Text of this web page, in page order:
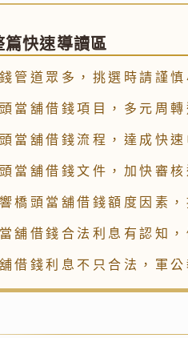
快速導讀區
管道眾多，挑選時請謹慎
當舖借錢項目，多元周轉
當舖借錢流程，達成快速
當舖借錢文件，加快審核
橋頭當舖借錢額度因素
舖借錢合法利息有認知，
借錢利息不只合法，軍